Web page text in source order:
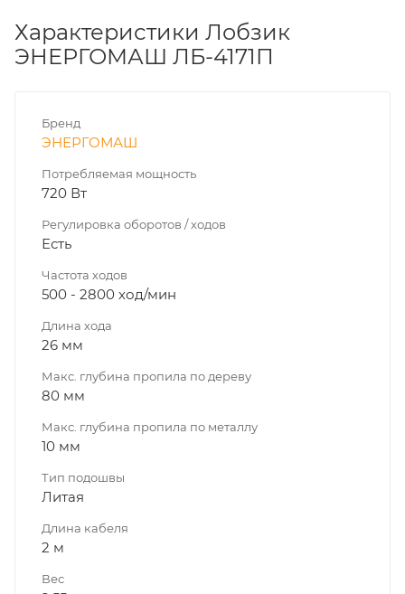
Характеристики Лобзик
ЭНЕРГОМАШ ЛБ-4171П
Бренд
ЭНЕРГОМАШ
Потребляемая мощность
720 Вт
Регулировка оборотов / ходов
Есть
Частота ходов
500 - 2800 ход/мин
Длина хода
26 мм
Макс. глубина пропила по дереву
80 мм
Макс. глубина пропила по металлу
10 мм
Тип подошвы
Литая
Длина кабеля
2 м
Вес